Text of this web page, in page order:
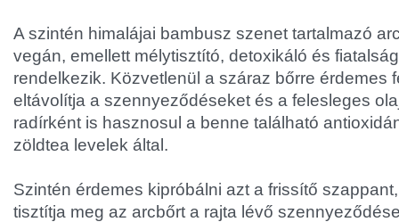
A szintén himalájai bambusz szenet tartalmazó
vegán, emellett mélytisztító, detoxikáló és
rendelkezik. Közvetlenül a száraz bőrre érdemes
eltávolítja a szennyeződéseket és a felesleges
radírként is hasznosul a benne található
zöldtea levelek által.
Szintén érdemes kipróbálni azt a frissítő
tisztítja meg az arcbőrt a rajta lévő